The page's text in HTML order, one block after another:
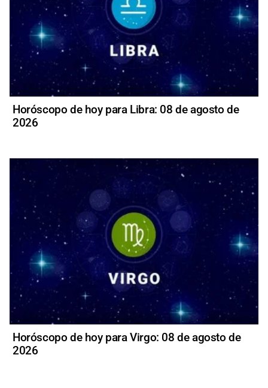
Horóscopo de hoy para Libra: 08 de agosto de
2026
Horóscopo de hoy para Virgo: 08 de agosto de
2026